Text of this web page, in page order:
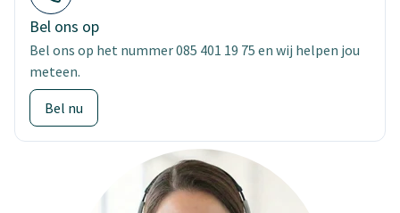
Bel ons op
Bel ons op het nummer 085 401 19 75 en wij helpen jou
meteen.
Bel nu